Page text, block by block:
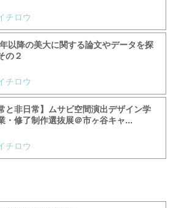
チロウ
以降の美大に関する論文やデータを探
の２
チロウ
と非日常】ムサビ空間演出デザイン学
・修了制作選抜展＠市ヶ谷キャ...
チロウ